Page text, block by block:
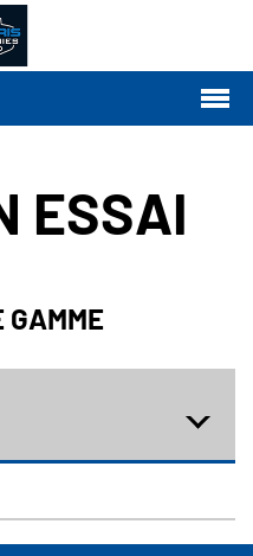
ESSAI
GAMME